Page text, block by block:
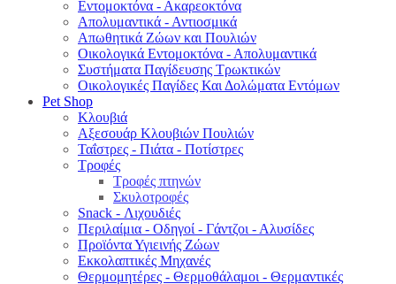
Εντομοκτόνα - Ακαρεοκτόνα
Απολυμαντικά - Αντιοσμικά
Απωθητικά Ζώων και Πουλιών
Οικολογικά Εντομοκτόνα - Απολυμαντικά
Συστήματα Παγίδευσης Τρωκτικών
Οικολογικές Παγίδες Και Δολώματα Εντόμων
Pet Shop
Κλουβιά
Αξεσουάρ Κλουβιών Πουλιών
Ταΐστρες - Πιάτα - Ποτίστρες
Τροφές
Τροφές πτηνών
Σκυλοτροφές
Snack - Λιχουδιές
Περιλαίμια - Οδηγοί - Γάντζοι - Αλυσίδες
Προϊόντα Υγιεινής Ζώων
Εκκολαπτικές Μηχανές
Θερμομητέρες - Θερμοθάλαμοι - Θερμαντικές